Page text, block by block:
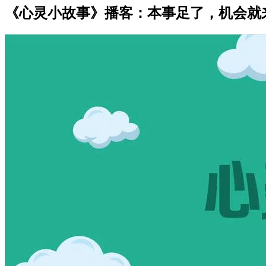
《心灵小故事》播客：本事足了，机会就